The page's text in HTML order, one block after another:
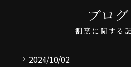
ブログ
割烹に関する
2024/10/02